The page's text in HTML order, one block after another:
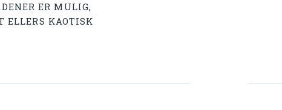
ER MULIG,
ELLERS KAOTISK